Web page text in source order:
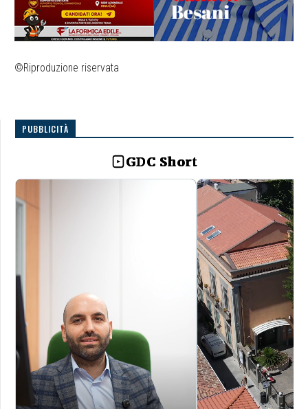
©Riproduzione riservata
PUBBLICITÀ
GDC Short